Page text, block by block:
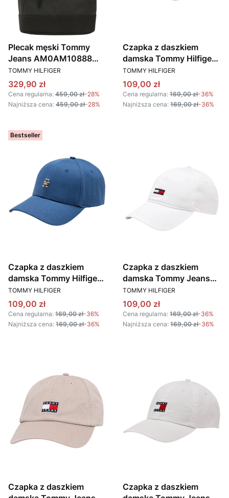
Plecak męski Tommy
Jeans AM0AM10888
BDS CZARNY
PRODUCENT
TOMMY HILFIGER
Cena promocyjna
329,90 zł
Cena regularna: 459,00 zł-28%
Najniższa cena: 459,00 zł-28%
Czapka z daszkiem
damska Tommy Hilfiger
AW0AW16170 C10
BŁĘKITNY
PRODUCENT
TOMMY HILFIGER
Cena promocyjna
109,00 zł
Cena regularna: 169,00 zł-36%
Najniższa cena: 169,00 zł-36%
Bestseller
Czapka z daszkiem
damska Tommy Hilfiger
AW0AW16367 DB5
CIEMNONIEBIESKI
PRODUCENT
TOMMY HILFIGER
Cena promocyjna
109,00 zł
Cena regularna: 169,00 zł-36%
Najniższa cena: 169,00 zł-36%
Czapka z daszkiem
damska Tommy Jeans
AW0AW15842 YBR
BIAŁY
PRODUCENT
TOMMY HILFIGER
Cena promocyjna
109,00 zł
Cena regularna: 169,00 zł-36%
Najniższa cena: 169,00 zł-36%
Czapka z daszkiem
Czapka z daszkiem